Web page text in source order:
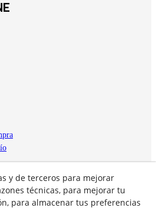
y de terceros para mejorar
técnicas, para mejorar tu
para almacenar tus preferencias